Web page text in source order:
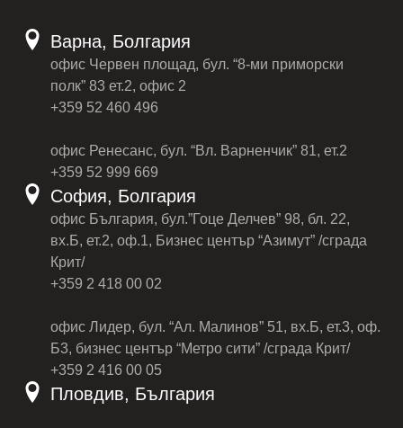
Варна, Болгария
офис Червен площад, бул. “8-ми приморски
полк” 83 ет.2, офис 2
+359 52 460 496
офис Ренесанс, бул. “Вл. Варненчик” 81, ет.2
+359 52 999 669
София, Болгария
офис България, бул.”Гоце Делчев” 98, бл. 22,
вх.Б, ет.2, оф.1, Бизнес център “Азимут” /сграда
Крит/
+359 2 418 00 02
офис Лидер, бул. “Ал. Малинов” 51, вх.Б, ет.3, оф.
Б3, бизнес център “Метро сити” /сграда Крит/
+359 2 416 00 05
Пловдив, България